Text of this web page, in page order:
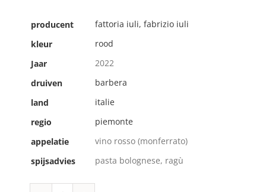
producent
fattoria iuli, fabrizio iuli
kleur
rood
Jaar
2022
druiven
barbera
land
italie
regio
piemonte
appelatie
vino rosso (monferrato)
spijsadvies
pasta bolognese, ragù